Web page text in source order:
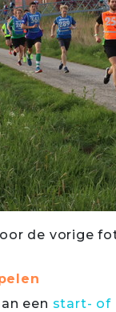
de vorige
een start- of